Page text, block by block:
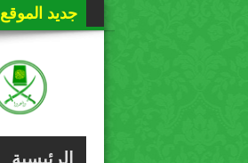
جديد الموقع
الرئيسية